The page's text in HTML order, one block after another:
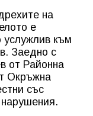
на
е
услужлив към
Заедно с
от Районна
Окръжна
със